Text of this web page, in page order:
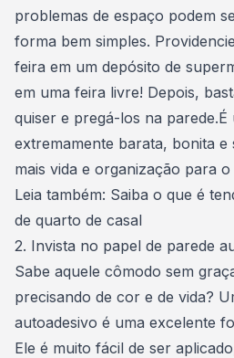
problemas de espaço podem
forma bem simples.
feira em um depósito de
em uma feira livre! Depois,
quiser e pregá-los na parede.É
extremamente barata, bonita
mais vida e organização para
Leia também: Saiba o que é
de quarto de casal
2. Invista no papel de parede
Sabe aquele cômodo sem
precisando de cor e de vida?
autoadesivo é uma excelente
Ele é muito fácil de ser